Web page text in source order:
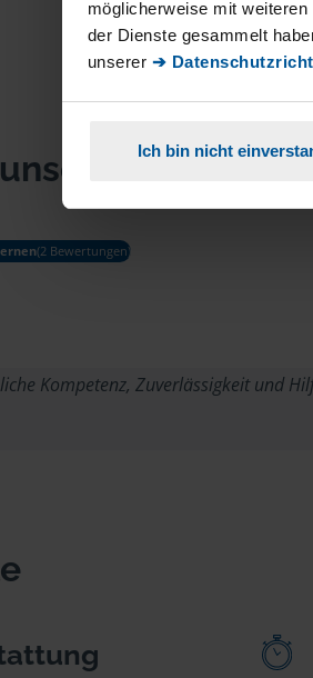
möglicherweise mit
der Dienste gesammelt
unserer ➔
Ich bin nicht
Mitglieder
(2 Bewertungen)
Kompetenz, Zuverlässigkeit und